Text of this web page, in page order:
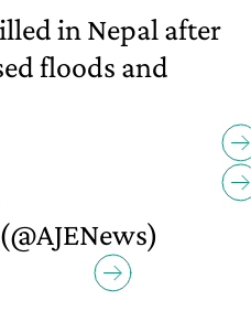
in Nepal after
floods and